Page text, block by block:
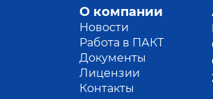
О компании
Новости
Работа в ПАКТ
Документы
Лицензии
Контакты